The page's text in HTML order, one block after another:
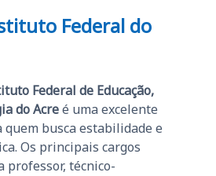
Federal do
Federal de Educação,
do Acreé uma excelente
busca estabilidade e
Os principais cargos
professor, técnico-